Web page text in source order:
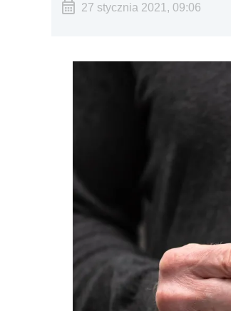
27 stycznia 2021, 09:06